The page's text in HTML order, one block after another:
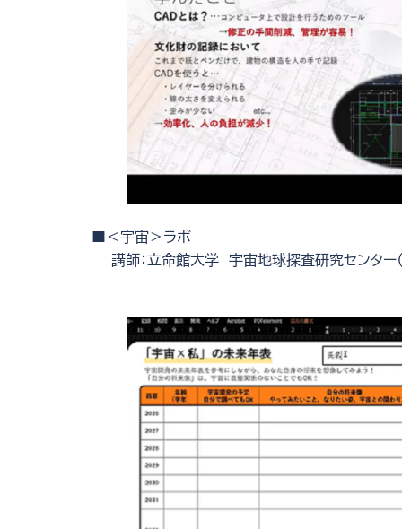
■＜宇宙＞ラボ
講師：立命館大学 宇宙地球探査研究センタ